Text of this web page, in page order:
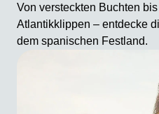
Von versteckten Buchten
Atlantikklippen – entdecke
dem spanischen Festland.